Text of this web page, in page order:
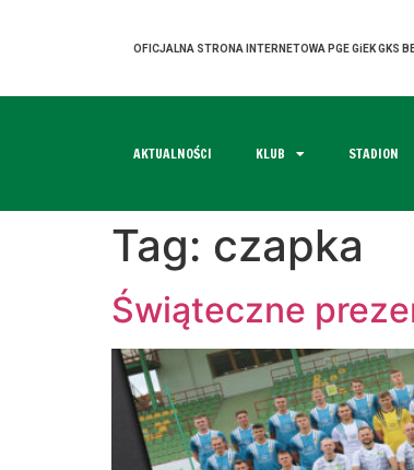
OFICJALNA STRONA INTERNETOWA PGE GiEK GKS
AKTUALNOŚCI KLUB STADION
Tag: czapka
Świąteczne